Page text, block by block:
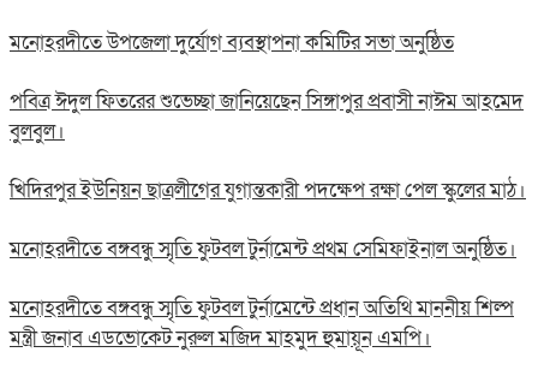
মনোহরদীতে উপজেলা দুর্যোগ ব্যবস্থাপনা কমিটির সভা অনুষ্ঠিত
পবিত্র ঈদুল ফিতরের শুভেচ্ছা জানিয়েছেন সিঙ্গাপুর প্রবাসী নাঈম আহমেদ
বুলবুল।
খিদিরপুর ইউনিয়ন ছাত্রলীগের যুগান্তকারী পদক্ষেপ রক্ষা পেল স্কুলের মাঠ।
মনোহরদীতে বঙ্গবন্ধু স্মৃতি ফুটবল টুর্নামেন্ট প্রথম সেমিফাইনাল অনুষ্ঠিত।
মনোহরদীতে বঙ্গবন্ধু স্মৃতি ফুটবল টুর্নামেন্টে প্রধান অতিথি মাননীয় শিল্প
মন্ত্রী জনাব এডভোকেট নুরুল মজিদ মাহমুদ হুমায়ূন এমপি।